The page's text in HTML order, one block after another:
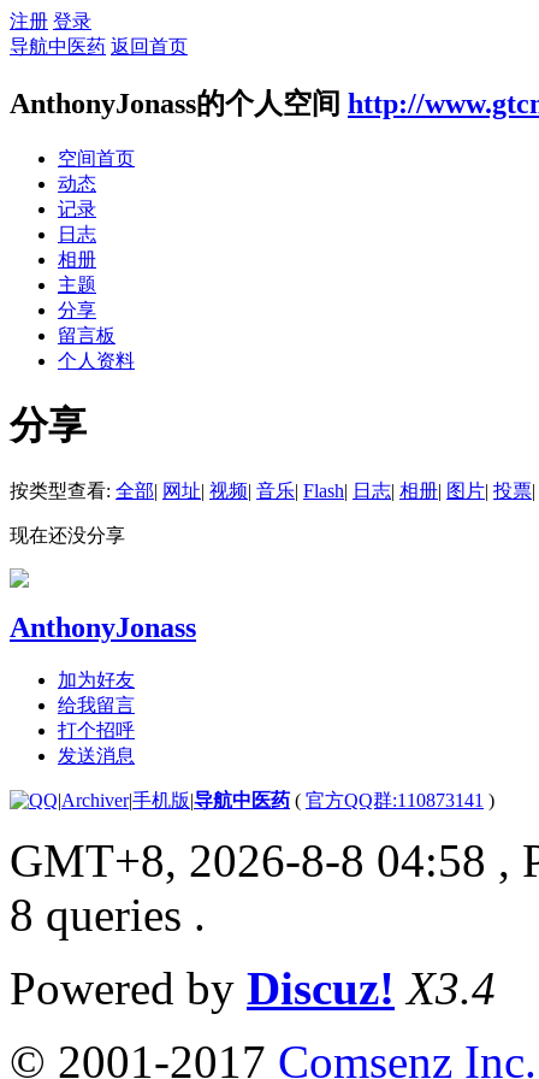
注册 登录
导航中医药 返回首页
AnthonyJonass的个人空间 http://
空间首页
动态
记录
日志
相册
主题
分享
留言板
个人资料
分享
按类型查看: 全部| 网址| 视频| 音乐| Flash| 日志| 相册| 图片| 投票|
现在还没分享
AnthonyJonass
加为好友
给我留言
打个招呼
发送消息
|Archiver|手机版|导航中医药 ( 官方QQ群:110873141 )
GMT+8, 2026-8-8 04:58 ,
8 queries .
Powered by Discuz! X3.4
© 2001-2017 Comsenz Inc.